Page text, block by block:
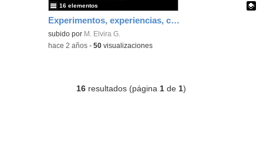
Experimentos, experiencias, colecciones, 2023-24
Contenido educativo.
subido por M. Elvira G.
16 elementos
-hace 2 años -50 visualizaciones
16 resultados (página 1 de 1)